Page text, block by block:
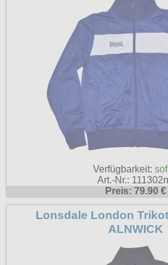
Verfügbarkeit:
Art.-Nr.:
Preis: 79.90 €
Lonsdale London
ALNWICK